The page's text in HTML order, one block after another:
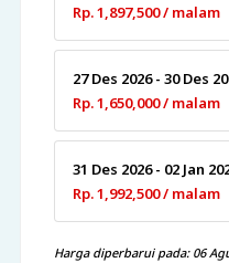
Rp. 1,897,500 / malam
27 Des 2026 - 30 Des
Rp. 1,650,000 / malam
31 Des 2026 - 02 Jan
Rp. 1,992,500 / malam
Harga diperbarui pada: 06